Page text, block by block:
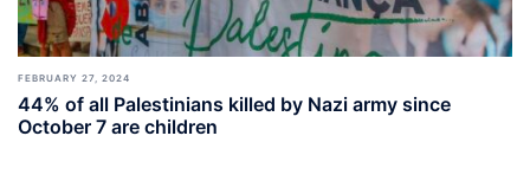
FEBRUARY 27, 2024
44% of all Palestinians killed by Nazi army since
October 7 are children